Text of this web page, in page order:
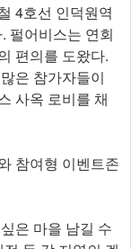
4호선 인덕원역
펄어비스는 연회
편의를 도왔다.
은 참가자들이
사옥 로비를 채
참여형 이벤트존
은 마을 남길 수